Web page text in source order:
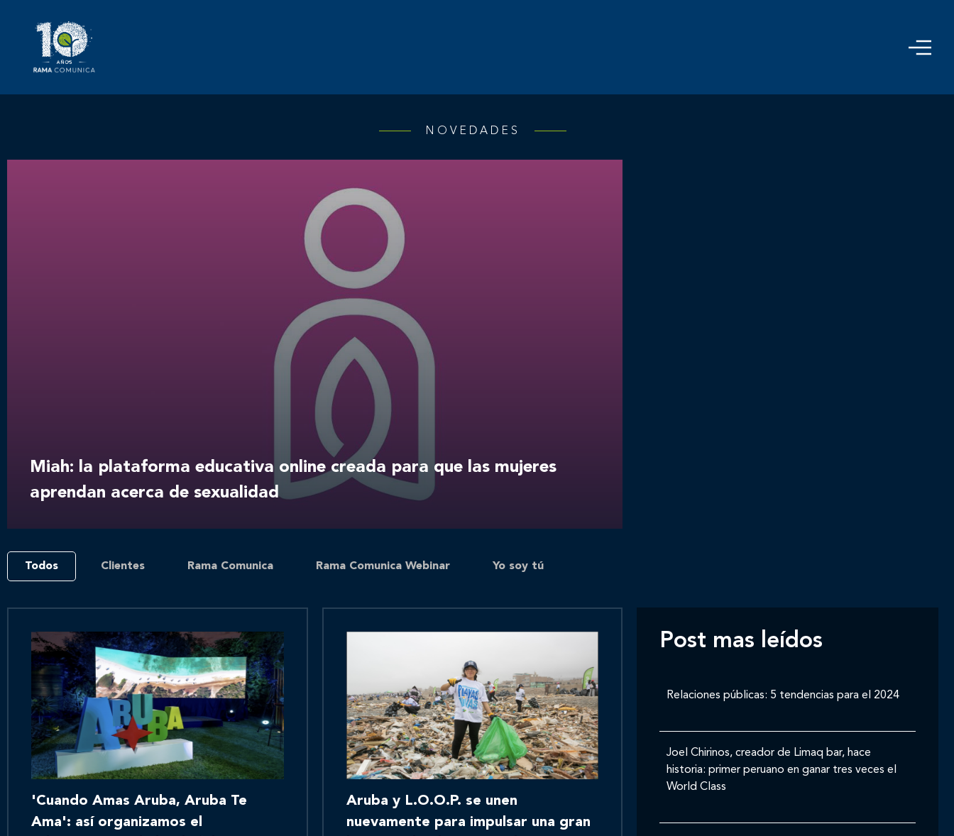
Inicio
Nosotros
NOVEDADES
Miah: la plataforma educativa online creada para que las mujeres
aprendan acerca de sexualidad
Todos Clientes Rama Comunica Rama Comunica Webinar Yo soy tú
'Cuando Amas Aruba, Aruba Te
Ama': así organizamos el
Aruba y L.O.O.P. se unen
nuevamente para impulsar una gran
Post mas leídos
Relaciones públicas: 5 tendencias para el 2024
Joel Chirinos, creador de Limaq bar, hace
historia: primer peruano en ganar tres veces el
World Class